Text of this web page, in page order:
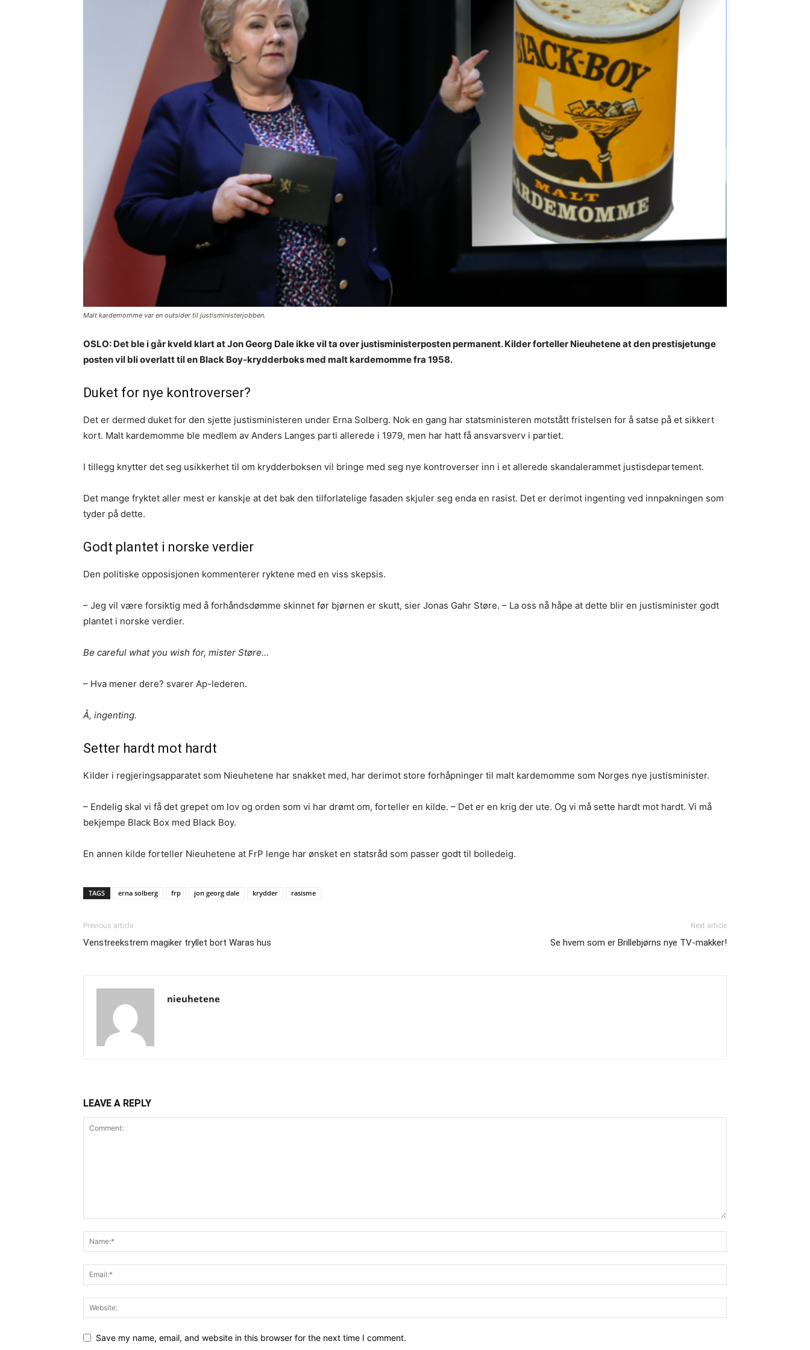
Malt kardemomme var en outsider til justisministerjobben.
OSLO: Det ble i går kveld klart at Jon Georg Dale ikke vil ta over justisministerposten permanent. Kilder forteller Nieuhetene at den prestisjetunge
posten vil bli overlatt til en Black Boy-krydderboks med malt kardemomme fra 1958.
Duket for nye kontroverser?
Det er dermed duket for den sjette justisministeren under Erna Solberg. Nok en gang har statsministeren motstått fristelsen for å satse på et sikkert
kort. Malt kardemomme ble medlem av Anders Langes parti allerede i 1979, men har hatt få ansvarsverv i partiet.
I tillegg knytter det seg usikkerhet til om krydderboksen vil bringe med seg nye kontroverser inn i et allerede skandalerammet justisdepartement.
Det mange fryktet aller mest er kanskje at det bak den tilforlatelige fasaden skjuler seg enda en rasist. Det er derimot ingenting ved innpakningen som
tyder på dette.
Godt plantet i norske verdier
Den politiske opposisjonen kommenterer ryktene med en viss skepsis.
– Jeg vil være forsiktig med å forhåndsdømme skinnet før bjørnen er skutt, sier Jonas Gahr Støre. – La oss nå håpe at dette blir en justisminister godt
plantet i norske verdier.
Be careful what you wish for, mister Støre…
– Hva mener dere? svarer Ap-lederen.
Å, ingenting.
Setter hardt mot hardt
Kilder i regjeringsapparatet som Nieuhetene har snakket med, har derimot store forhåpninger til malt kardemomme som Norges nye justisminister.
– Endelig skal vi få det grepet om lov og orden som vi har drømt om, forteller en kilde. – Det er en krig der ute. Og vi må sette hardt mot hardt. Vi må
bekjempe Black Box med Black Boy.
En annen kilde forteller Nieuhetene at FrP lenge har ønsket en statsråd som passer godt til bolledeig.
TAGS erna solberg frp jon georg dale krydder rasisme
Previous article
Venstreekstrem magiker tryllet bort Waras hus
Next article
Se hvem som er Brillebjørns nye TV-makker!
nieuhetene
LEAVE A REPLY
Save my name, email, and website in this browser for the next time I comment.